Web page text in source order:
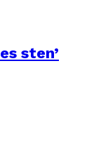
sten’